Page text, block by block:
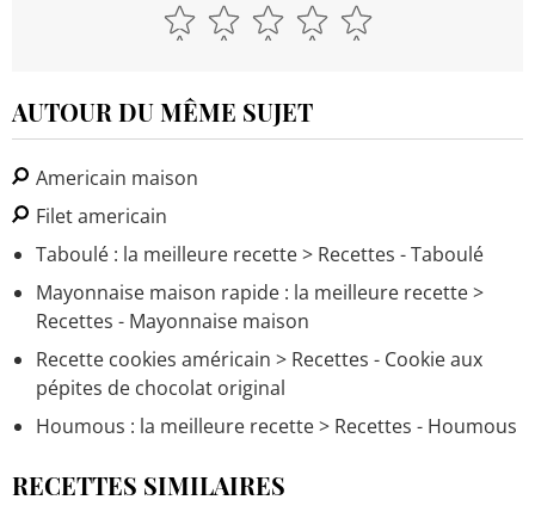
AUTOUR DU MÊME SUJET
Americain maison
Filet americain
Taboulé : la meilleure recette> Recettes - Taboulé
Mayonnaise maison rapide : la meilleure recette>
Recettes - Mayonnaise maison
Recette cookies américain > Recettes - Cookie aux
pépites de chocolat original
Houmous : la meilleure recette> Recettes - Houmous
RECETTES SIMILAIRES